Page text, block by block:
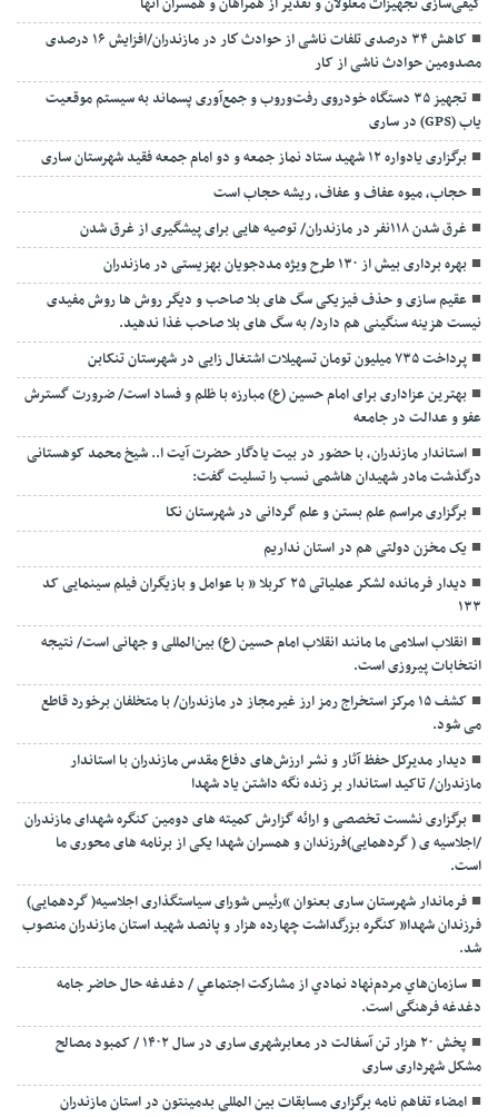
کاهش ۳۴ درصدی تلفات ناشی از حوادث كار در مازندران/افزایش ۱۶ درصدی
مصدومین حوادث ناشی از کار
تجهیز ۳۵ دستگاه خودروی رفت‌وروب و جمع‌آوری پسماند به سیستم موقعیت
یاب (GPS) در ساری
برگزاری یادواره ۱۲ شهید ستاد نماز جمعه و دو امام جمعه فقید شهرستان ساری
حجاب، میوه عفاف و عفاف، ریشه حجاب است
غرق شدن ۱۱۸نفر در مازندران/ توصيه هايی برای پيشگيری از غرق شدن
بهره برداری بیش از ۱۳۰ طرح ویژه مددجویان بهزیستی در مازندران
عقیم سازی و حذف فیزیکی سگ های بلا صاحب و دیگر روش ها روش مفیدی
نیست هزینه سنگینی هم دارد/ به سگ های بلا صاحب غذا ندهید.
پرداخت ۷۳۵ میلیون تومان تسهیلات اشتغال زایی در شهرستان تنکابن
بهترین عزاداری برای امام حسین (ع) مبارزه با ظلم و فساد است/ ضرورت گسترش
عفو و عدالت در جامعه
استاندار مازندران، با حضور در بیت یادگار حضرت آیت ا.. شیخ محمد کوهستانی
درگذشت مادر شهیدان هاشمی نسب را تسلیت گفت:
برگزاری مراسم علم بستن و علم گردانی در شهرستان نکا
یک مخزن دولتی هم در استان نداریم
دیدار فرمانده لشکر عملیاتی ۲۵ کربلا ” با عوامل و بازیگران فیلم سینمایی کد
۱۳۳
انقلاب اسلامی ما مانند انقلاب امام حسین (ع) بین‌المللی و جهانی است/ نتیجه
انتخابات پیروزی است.
کشف ۱۵ مرکز استخراج رمز ارز غیرمجاز در مازندران/ با متخلفان برخورد قاطع
می شود.
دیدار مدیرکل حفظ آثار و نشر ارزش‌های دفاع مقدس مازندران با استاندار
مازندران/ تاکید استاندار بر زنده نگه داشتن یاد شهدا
برگزاری نشست تخصصی و ارائه گزارش کمیته های دومین کنگره شهدای مازندران
/اجلاسیه ی ( گردهمایی)فرزندان و همسران شهدا یکی از برنامه های محوری ما
است.
فرماندار شهرستان ساری بعنوان “رئیس شورای سیاستگذاری اجلاسیه( گردهمایی)
فرزندان شهدا” کنگره بزرگداشت چهارده هزار و پانصد شهید استان مازندران منصوب
شد.
سازمان‌هاي مردم‌نهاد نمادي از مشاركت اجتماعي / دغدغه حال حاضر جامه
دغدغه فرهنگی است.
پخش ۲۰ هزار تن آسفالت در معابرشهری ساری در سال ۱۴۰۲ / کمبود مصالح
مشکل شهرداری ساری
امضاء تفاهم نامه برگزاری مسابقات بین المللی بدمینتون در استان مازندران